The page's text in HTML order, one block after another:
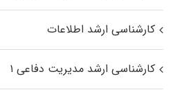
کارشناسی ارشد اطلاعات
کارشناسی ارشد مدیریت دفاعی ۱